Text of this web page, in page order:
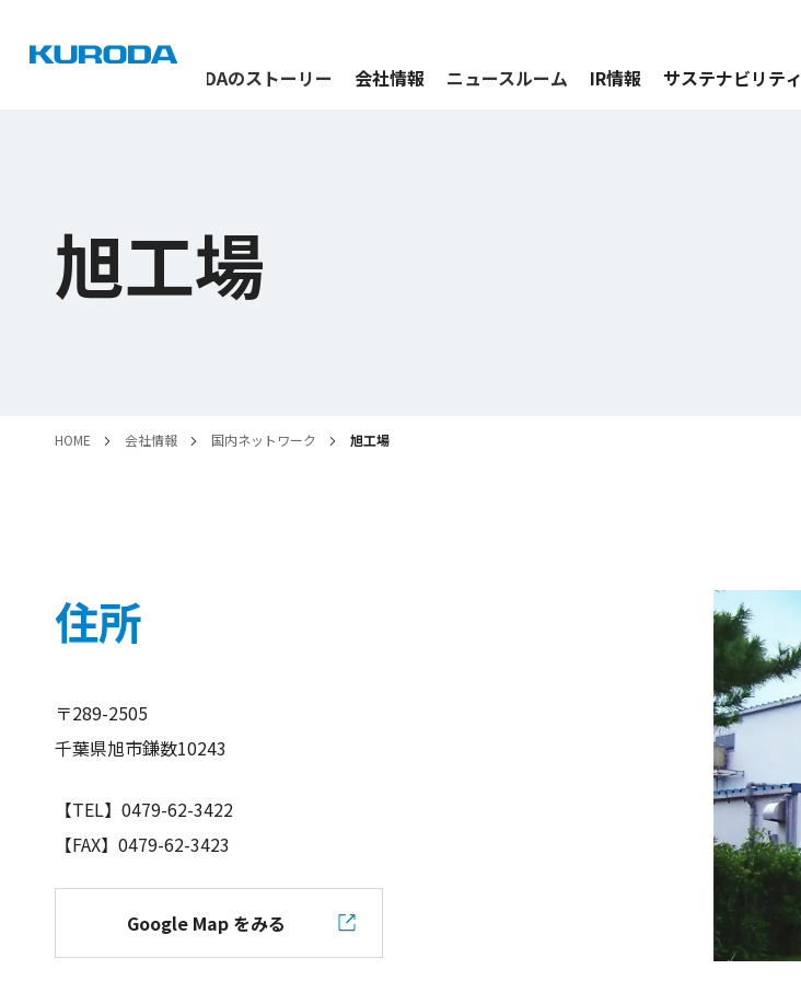
KURODAのストーリー 会社情報 ニュースルーム IR情報 サステナビリティ
旭工場
HOME 会社情報 国内ネットワーク 旭工場
住所
〒289-2505
千葉県旭市鎌数10243
【TEL】0479-62-3422
【FAX】0479-62-3423
Google Map をみる